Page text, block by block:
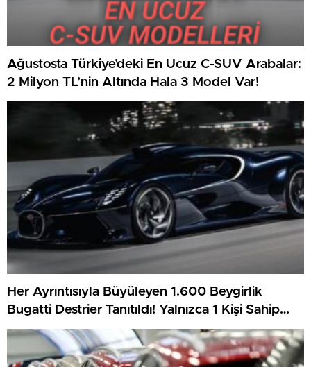
Ağustosta Türkiye’deki En Ucuz C-SUV Arabalar:
2 Milyon TL’nin Altında Hala 3 Model Var!
Her Ayrıntısıyla Büyüleyen 1.600 Beygirlik
Bugatti Destrier Tanıtıldı! Yalnızca 1 Kişi Sahip
Olacak